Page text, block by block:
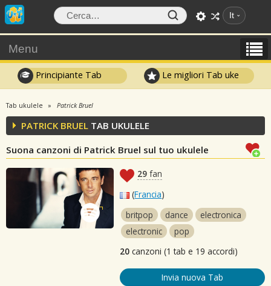
It
Menu
Principiante Tab Le migliori Tab uke
Tab ukulele Patrick Bruel
PATRICK BRUEL TAB UKULELE
Suona canzoni di Patrick Bruel sul tuo ukulele
29 fan
(Francia)
britpop
dance
electronica
electronic
pop
20 canzoni (1 tab e 19 accordi)
Invia nuova Tab